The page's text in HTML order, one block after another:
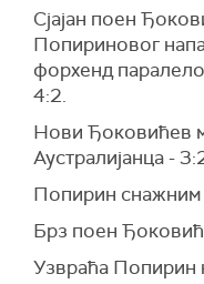
Сјајан поен
Попириновог
форхенд
4:2.
Нови Ђоковићев
Аустралијанца -
Попирин снажним
Брз поен
Узвраћа Попирин